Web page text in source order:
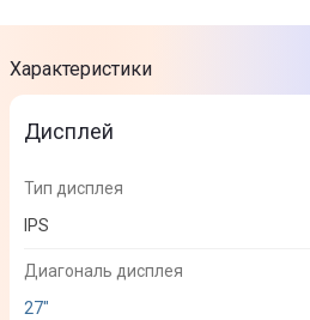
Характеристики
Дисплей
Тип дисплея
IPS
Диагональ дисплея
27"